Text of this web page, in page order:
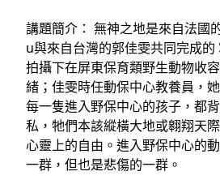
講題簡介： 無神之地是來自法國
u與來自台灣的郭佳雯共同完成
拍攝下在屏東保育類野生動物收
緒；佳雯時任動保中心教養員，
每一隻進入野保中心的孩子，都
私，牠們本該縱橫大地或翱翔天
心靈上的自由。進入野保中心的
一群，但也是悲傷的一群。